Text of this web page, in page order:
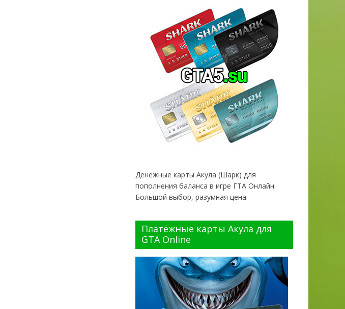
Денежные карты Акула (Шарк) для
пополнения баланса в игре ГТА Онлайн.
Большой выбор, разумная цена.
Платёжные карты Акула для
GTA Online